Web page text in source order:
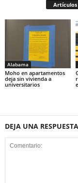
Alabama
Moho en apartamentos
deja sin vivienda a
universitarios
DEJA UNA RESPUESTA